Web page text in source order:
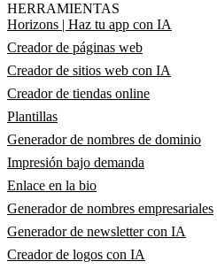
HERRAMIENTAS
Horizons | Haz tu app con IA
Creador de páginas web
Creador de sitios web con IA
Creador de tiendas online
Plantillas
Generador de nombres de dominio
Impresión bajo demanda
Enlace en la bio
Generador de nombres empresariales
Generador de newsletter con IA
Creador de logos con IA